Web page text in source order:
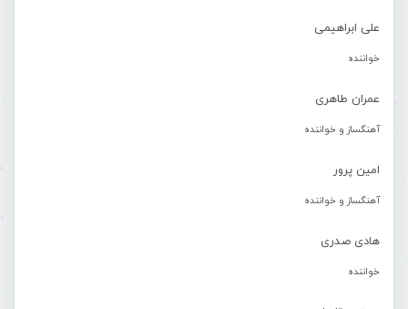
علی ابراهیمی
خواننده
عمران طاهری
آهنگساز و خواننده
امین پرور
آهنگساز و خواننده
هادی صدری
خواننده